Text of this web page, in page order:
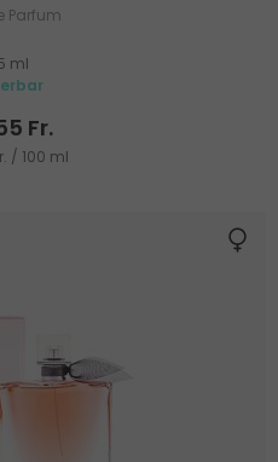
Parfum
ml
Fr.
/ 100 ml